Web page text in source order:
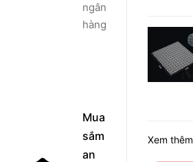
ngân
hàng
Mua
sắm
an
Xem thêm